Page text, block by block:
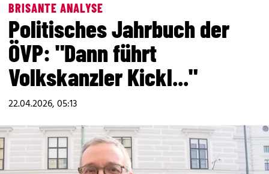
BRISANTE ANALYSE
Politisches Jahrbuch der
ÖVP: "Dann führt
Volkskanzler Kickl..."
22.04.2026, 05:13